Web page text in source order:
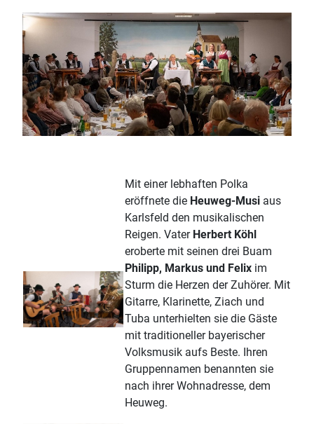
Mit einer lebhaften Polka
eröffnete die Heuweg-Musi aus
Karlsfeld den musikalischen
Reigen. Vater Herbert Köhl
eroberte mit seinen drei Buam
Philipp, Markus und Felix im
Sturm die Herzen der Zuhörer. Mit
Gitarre, Klarinette, Ziach und
Tuba unterhielten sie die Gäste
mit traditioneller bayerischer
Volksmusik aufs Beste. Ihren
Gruppennamen benannten sie
nach ihrer Wohnadresse, dem
Heuweg.